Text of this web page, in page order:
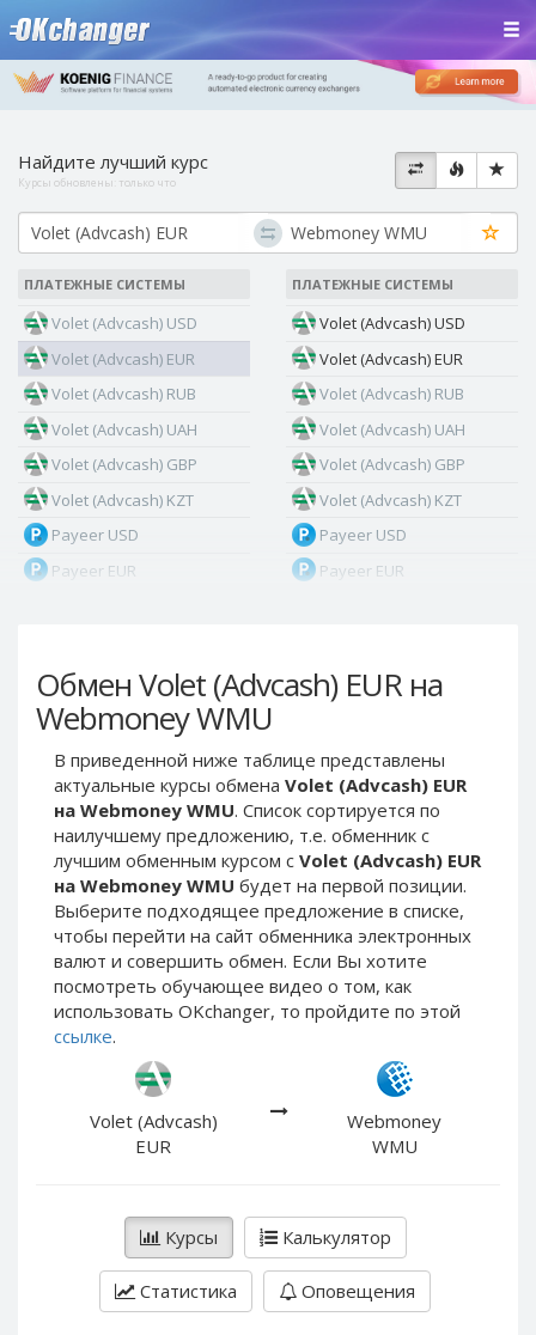
Обмен Volet (Advcash) EUR на
Webmoney WMU
В приведенной ниже таблице представлены
актуальные курсы обмена Volet (Advcash) EUR
на Webmoney WMU. Список сортируется по
наилучшему предложению, т.е. обменник с
лучшим обменным курсом с Volet (Advcash) EUR
на Webmoney WMU будет на первой позиции.
Выберите подходящее предложение в списке,
чтобы перейти на сайт обменника электронных
валют и совершить обмен. Если Вы хотите
посмотреть обучающее видео о том, как
использовать OKchanger, то пройдите по этой
ссылке.
Volet (Advcash)
EUR
Webmoney
WMU
Курсы Калькулятор
Статистика Оповещения
Найдите лучший курс
Курсы обновлены: только что
ПЛАТЕЖНЫЕ СИСТЕМЫ
Volet (Advcash) USD
Volet (Advcash) EUR
Volet (Advcash) RUB
Volet (Advcash) UAH
Volet (Advcash) GBP
Volet (Advcash) KZT
Payeer USD
Payeer EUR
Payeer Tether ERC20
(USDT)
Payeer UAH
ЮMoney RUB
ЮMoney KZT
PayPal USD
PayPal EUR
PayPal GBP
PayPal CAD
PayPal AUD
PayPal RUB
PayPal CZK
PayPal HKD
PayPal NOK
PayPal PLN
PayPal SGD
ПЛАТЕЖНЫЕ СИСТЕМЫ
Volet (Advcash) USD
Volet (Advcash) EUR
Volet (Advcash) RUB
Volet (Advcash) UAH
Volet (Advcash) GBP
Volet (Advcash) KZT
Payeer USD
Payeer EUR
Payeer Tether ERC20
(USDT)
ЮMoney RUB
ЮMoney KZT
PayPal USD
PayPal EUR
PayPal GBP
PayPal CAD
PayPal AUD
PayPal RUB
PayPal DKK
PayPal HKD
PayPal JPY
PayPal NOK
PayPal PLN
PayPal SGD